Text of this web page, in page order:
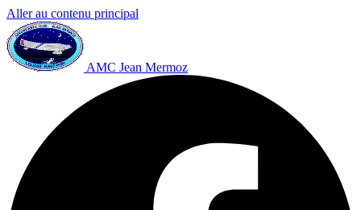
Aller au contenu principal
AMC Jean Mermoz